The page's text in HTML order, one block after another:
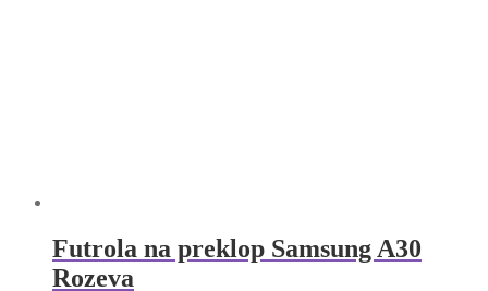
Futrola na preklop Samsung A30
Rozeva